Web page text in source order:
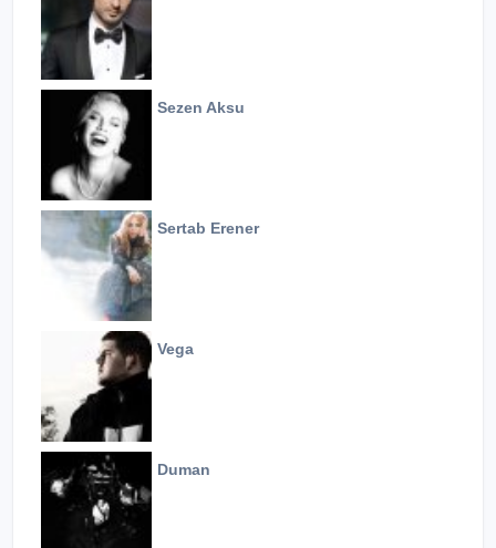
Sezen Aksu
Sertab Erener
Vega
Duman